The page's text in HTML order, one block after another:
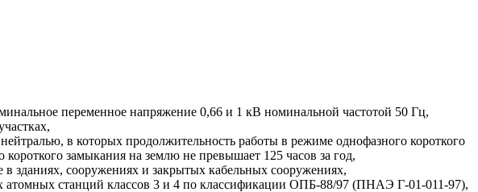
переменное напряжение 0,66 и 1 кВ номинальной частотой 50 Гц,
в которых продолжительность работы в режиме однофазного короткого
замыкания на землю не превышает 125 часов за год,
в зданиях, сооружениях и закрытых кабельных сооружениях,
атомных станций классов 3 и 4 по классификации ОПБ-88/97 (ПНАЭ Г-01-011-97),